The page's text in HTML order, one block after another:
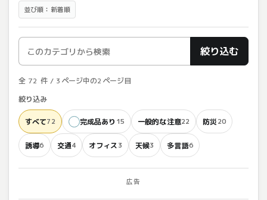
並び順：新着順
絞り込む
全 72 件 / 3ページ中の2ページ目
絞り込み
すべて72 完成品あり 15 一般的な注意22 防災20
誘導6 交通4 オフィス3 天候3 多言語6
広告